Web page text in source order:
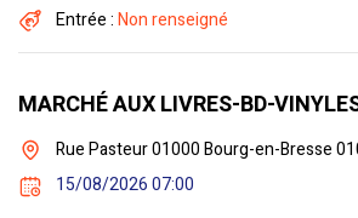
Entrée :Non renseigné
MARCHÉ AUX LIVRES-BD-
Rue Pasteur 01000 Bourg-en-Bresse
15/08/2026 07:00